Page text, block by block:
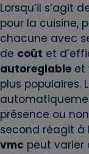
Lorsqu’il s’agit
pour la cuisine,
chacune avec
de coût et
autoreglable et
plus populaires.
présence ou
second réagit à
vmc peut varier